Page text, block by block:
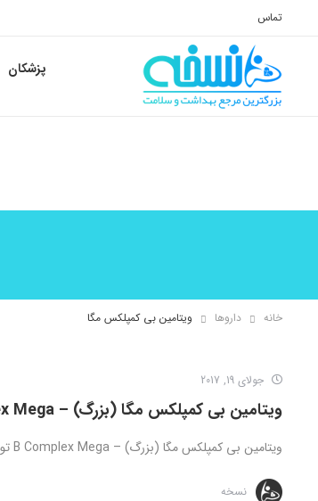
تماس
پزشکان
خانه داروها ویتامین بی کمپلکس مگا
جولای 19, 2017
ویتامین بی کمپلکس مگا (بزرگ) – B Complex Mega
ویتامین بی کمپلکس مگا (بزرگ) – B Complex Mega توجه: تمامی داروهای ارائه شده تنها تحت نظارت و دستور مستقیم ...
نسخه